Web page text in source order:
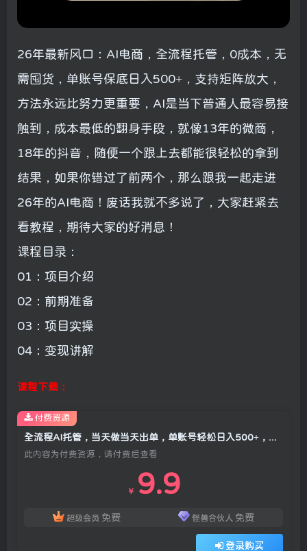
26年最新风口：AI电商，全流程托管，0成本，无
需囤货，单账号保底日入500+，支持矩阵放大，
方法永远比努力更重要，AI是当下普通人最容易接
触到，成本最低的翻身手段，就像13年的微商，
18年的抖音，随便一个跟上去都能很轻松的拿到
结果，如果你错过了前两个，那么跟我一起走进
26年的AI电商！废话我就不多说了，大家赶紧去
看教程，期待大家的好消息！
课程目录：
01：项目介绍
02：前期准备
03：项目实操
04：变现讲解
课程下载：
此内容为付费资源，请付费后查看
￥ 9.9
超级会员 免费 怪兽合伙人 免费
登录购买
付费资源